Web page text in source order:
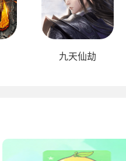
九天仙劫